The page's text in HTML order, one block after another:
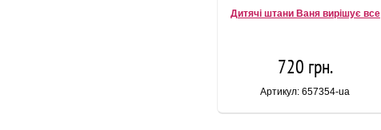
Дитячі штани Ваня вирішує все
720 грн.
Артикул: 657354-ua